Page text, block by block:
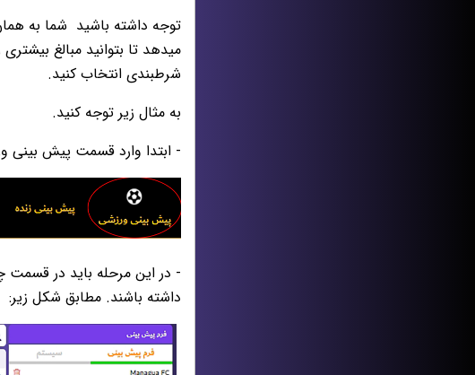
توجه داشته باشید شما به
میدهد تا بتوانید مبالغ بیشتری رابدست بیاورید و تنها
شرطبندی انتخاب کنید.
به مثال زیر توجه کنید.
- ابتدا وارد قسمت پیش بینی
- در این مرحله باید در قسمت
داشته باشند. مطابق شکل زیر: